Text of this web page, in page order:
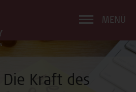
MENÜ
Die Kraft des